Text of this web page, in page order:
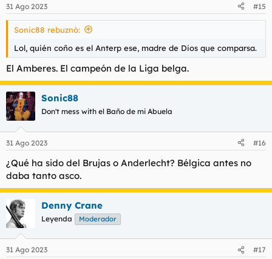
31 Ago 2023 #15
Sonic88 rebuznó:
Lol, quién coño es el Anterp ese, madre de Dios que comparsa.
El Amberes. El campeón de la Liga belga.
Sonic88
Don't mess with el Baño de mi Abuela
31 Ago 2023 #16
¿Qué ha sido del Brujas o Anderlecht? Bélgica antes no
daba tanto asco.
Denny Crane
Leyenda Moderador
31 Ago 2023 #17